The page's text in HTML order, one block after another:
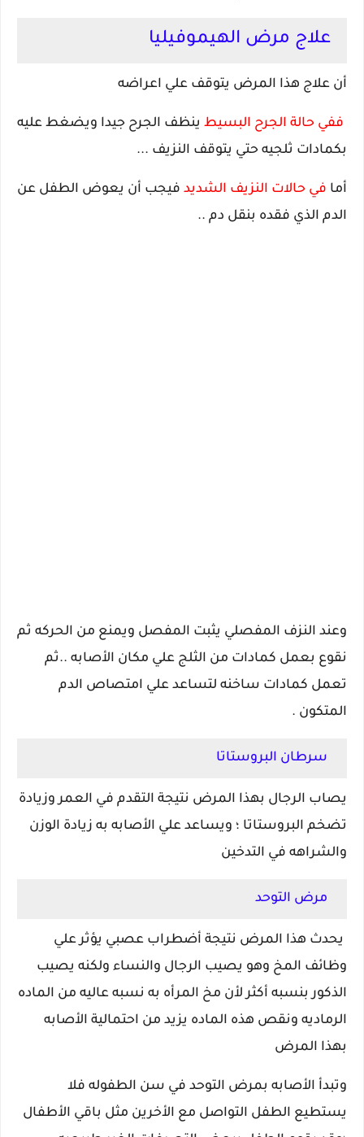
علاج مرض الهيموفيليا
أن علاج هذا المرض يتوقف علي اعراضه
ففي حالة الجرح البسيط ينظف الجرح جيدا ويضغط عليه
بكمادات ثلجيه حتي يتوقف النزيف ...
أما في حالات النزيف الشديد فيجب أن يعوض الطفل عن
الدم الذي فقده بنقل دم ..
وعند النزف المفصلي يثبت المفصل ويمنع من الحركه ثم
نقوع بعمل كمادات من الثلج علي مكان الأصابه ..ثم
تعمل كمادات ساخنه لتساعد علي امتصاص الدم
المتكون .
سرطان البروستاتا
يصاب الرجال بهذا المرض نتيجة التقدم في العمر وزيادة
تضخم البروستاتا ؛ ويساعد علي الأصابه به زيادة الوزن
والشراهه في التدخين
مرض التوحد
يحدث هذا المرض نتيجة أضطراب عصبي يؤثر علي
وظائف المخ وهو يصيب الرجال والنساء ولكنه يصيب
الذكور بنسبه أكثر لأن مخ المرأه به نسبه عاليه من الماده
الرماديه ونقص هذه الماده يزيد من احتمالية الأصابه
بهذا المرض
وتبدأ الأصابه بمرض التوحد في سن الطفوله فلا
يستطيع الطفل التواصل مع الأخرين مثل باقي الأطفال